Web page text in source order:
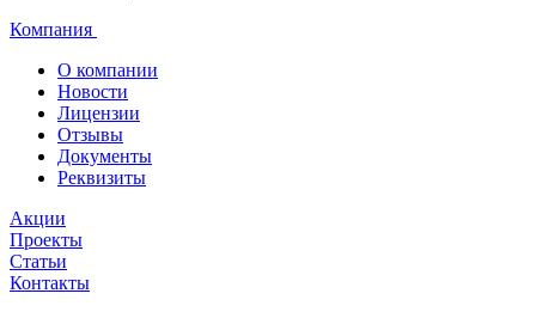
Компания
О компании
Новости
Лицензии
Отзывы
Документы
Реквизиты
Акции
Проекты
Статьи
Контакты